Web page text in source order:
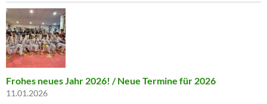
Frohes neues Jahr 2026! / Neue Termine für 2026
11.01.2026